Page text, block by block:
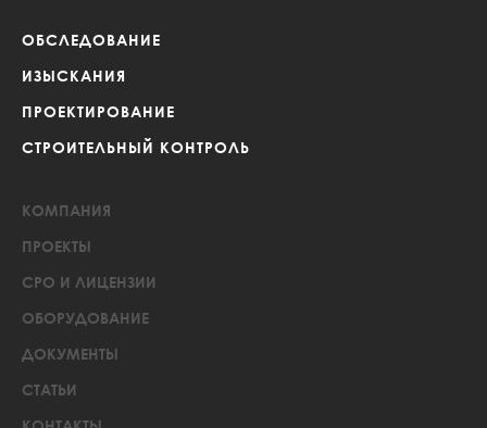
ОБСЛЕДОВАНИЕ
ИЗЫСКАНИЯ
ПРОЕКТИРОВАНИЕ
СТРОИТЕЛЬНЫЙ КОНТРОЛЬ
КОМПАНИЯ
ПРОЕКТЫ
СРО И ЛИЦЕНЗИИ
ОБОРУДОВАНИЕ
ДОКУМЕНТЫ
СТАТЬИ